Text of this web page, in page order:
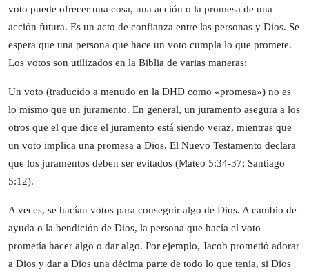
voto puede ofrecer una cosa, una acción o la promesa de una
acción futura. Es un acto de confianza entre las personas y Dios. Se
espera que una persona que hace un voto cumpla lo que promete.
Los votos son utilizados en la Biblia de varias maneras:
Un voto (traducido a menudo en la DHD como «promesa») no es
lo mismo que un juramento. En general, un juramento asegura a los
otros que el que dice el juramento está siendo veraz, mientras que
un voto implica una promesa a Dios. El Nuevo Testamento declara
que los juramentos deben ser evitados (Mateo 5:34-37; Santiago
5:12).
A veces, se hacían votos para conseguir algo de Dios. A cambio de
ayuda o la bendición de Dios, la persona que hacía el voto
prometía hacer algo o dar algo. Por ejemplo, Jacob prometió adorar
a Dios y dar a Dios una décima parte de todo lo que tenía, si Dios